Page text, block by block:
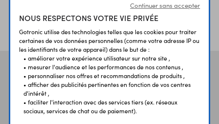
ÉTABLISSEMENTS
SCOLAIRES
PLUS 30 ANS
D’EXPERIENCE
Vos aviset témoignages
Continuer sans accepter
NOUS RESPECTONS VOTRE VIE PRIVÉE
Gotronic utilise des technologies telles que les cookies pour traiter
certaines de vos données personnelles (comme votre adresse IP ou
les identifiants de votre appareil) dans le but de :
• améliorer votre expérience utilisateur sur notre site ,
• mesurer l'audience et les performances de nos contenus ,
• personnaliser nos offres et recommandations de produits ,
• afficher des publicités pertinentes en fonction de vos centres
d'intérêt ,
• faciliter l'interaction avec des services tiers (ex. réseaux
sociaux, services de chat ou de paiement).